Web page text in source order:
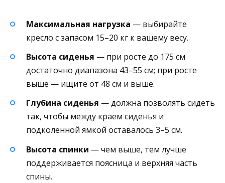
Максимальная нагрузка — выбирайте
кресло с запасом 15–20 кг к вашему весу.
Высота сиденья — при росте до 175 см
достаточно диапазона 43–55 см; при росте
выше — ищите от 48 см и выше.
Глубина сиденья — должна позволять сидеть
так, чтобы между краем сиденья и
подколенной ямкой оставалось 3–5 см.
Высота спинки — чем выше, тем лучше
поддерживается поясница и верхняя часть
спины.